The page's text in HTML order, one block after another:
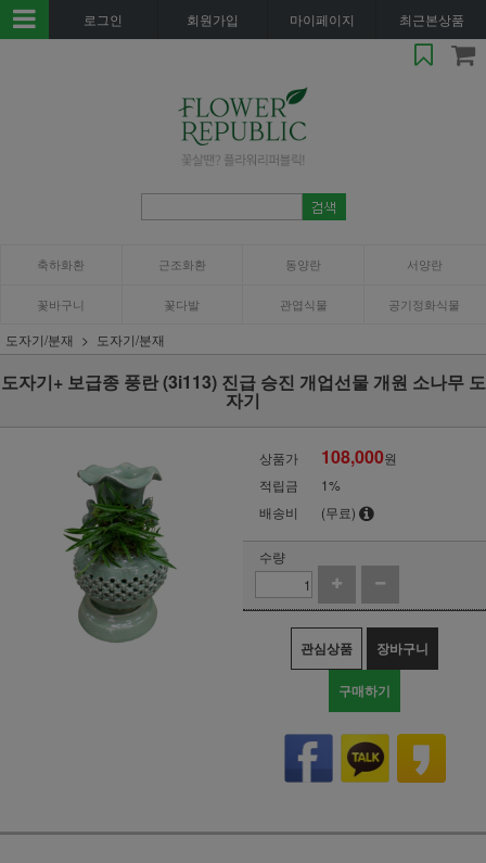
로그인 회원가입 마이페이지 최근본상품
축하화환 근조화환 동양란 서양란
꽃바구니 꽃다발 관엽식물 공기정화식물
도자기/분재 도자기/분재
도자기+ 보급종 풍란 (3i113) 진급 승진 개업선물 개원 소나무 도
자기
상품가 108,000원
적립금
1%
배송비
(무료)
수량
관심상품 장바구니
구매하기